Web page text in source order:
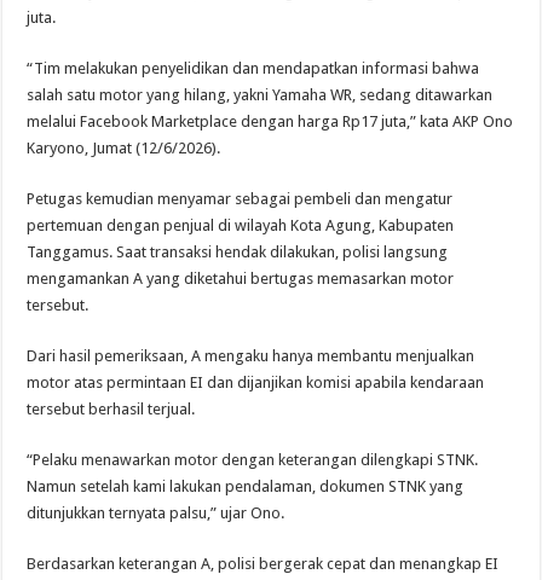
juta.
“Tim melakukan penyelidikan dan mendapatkan informasi bahwa
salah satu motor yang hilang, yakni Yamaha WR, sedang ditawarkan
melalui Facebook Marketplace dengan harga Rp17 juta,” kata AKP Ono
Karyono, Jumat (12/6/2026).
Petugas kemudian menyamar sebagai pembeli dan mengatur
pertemuan dengan penjual di wilayah Kota Agung, Kabupaten
Tanggamus. Saat transaksi hendak dilakukan, polisi langsung
mengamankan A yang diketahui bertugas memasarkan motor
tersebut.
Dari hasil pemeriksaan, A mengaku hanya membantu menjualkan
motor atas permintaan EI dan dijanjikan komisi apabila kendaraan
tersebut berhasil terjual.
“Pelaku menawarkan motor dengan keterangan dilengkapi STNK.
Namun setelah kami lakukan pendalaman, dokumen STNK yang
ditunjukkan ternyata palsu,” ujar Ono.
Berdasarkan keterangan A, polisi bergerak cepat dan menangkap EI